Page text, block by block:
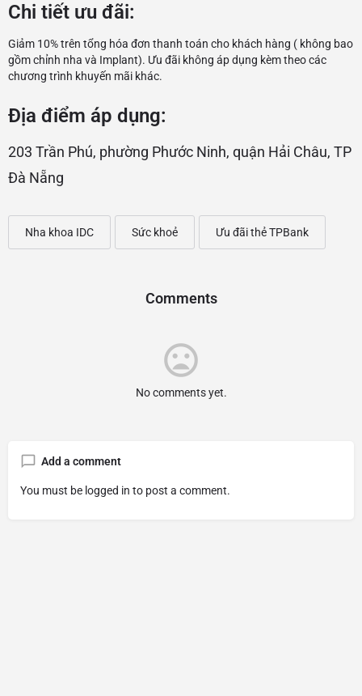
Chi tiết ưu đãi:
Giảm 10% trên tổng hóa đơn thanh toán cho khách hàng ( không bao
gồm chỉnh nha và Implant). Ưu đãi không áp dụng kèm theo các
chương trình khuyến mãi khác.
Địa điểm áp dụng:
203 Trần Phú, phường Phước Ninh, quận Hải Châu, TP
Đà Nẵng
Nha khoa IDC Sức khoẻ Ưu đãi thẻ TPBank
Comments
No comments yet.
Add a comment
You must be logged in to post a comment.